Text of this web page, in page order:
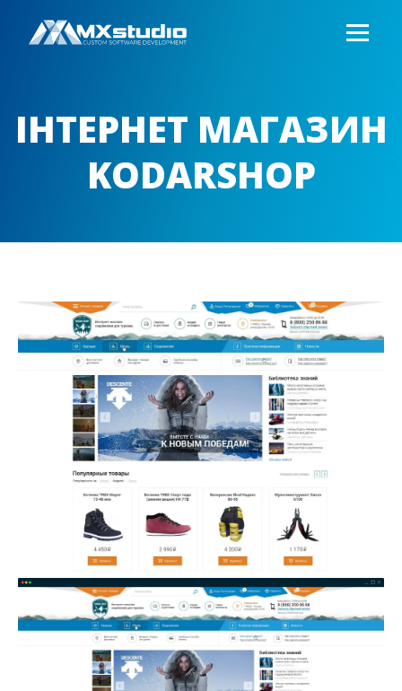
ІНТЕРНЕТ МАГАЗИН
KODARSHOP